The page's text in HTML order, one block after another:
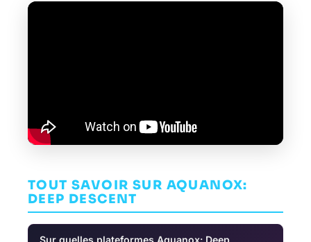
TOUT SAVOIR SUR AQUANOX:
DEEP DESCENT
Sur quelles plateformes Aquanox: Deep